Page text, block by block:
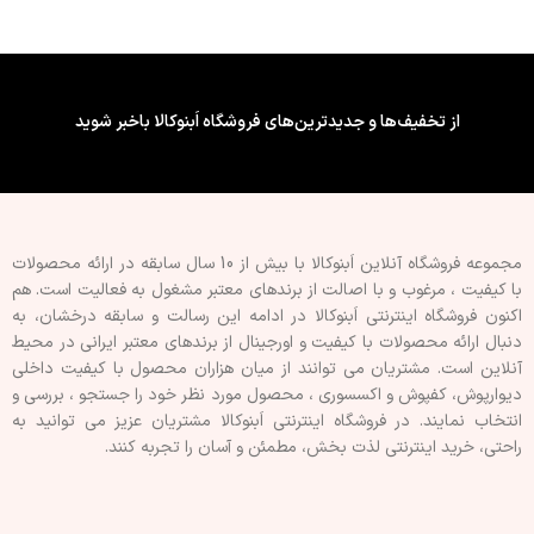
ویژگی چسب پشت تایل/پنل : فوم
ویژگی چسب پشت تایل/پنل : فوم
دار
از تخفیف‌ها و جدیدترین‌های فروشگاه اَبنوکالا باخبر شوید
مجموعه فروشگاه آنلاین اَبنوکالا با بیش از 10 سال سابقه در ارائه محصولات
با کيفيت ، مرغوب و با اصالت از برندهای معتبر مشغول به فعاليت است. هم
اکنون فروشگاه اینترنتی اَبنوکالا در ادامه اين رسالت و سابقه درخشان، به
دنبال ارائه محصولات با کيفيت و اورجينال از برندهای معتبر ايرانی در محيط
آنلاين است. مشتريان می توانند از ميان هزاران محصول با کيفيت داخلی
دیوارپوش، کفپوش و اکسسوری ، محصول مورد نظر خود را جستجو ، بررسی و
انتخاب نمايند. در فروشگاه اینترنتی اَبنوکالا مشتريان عزیز می توانيد به
راحتی، خرید اینترنتی لذت بخش، مطمئن و آسان را تجربه کنند.